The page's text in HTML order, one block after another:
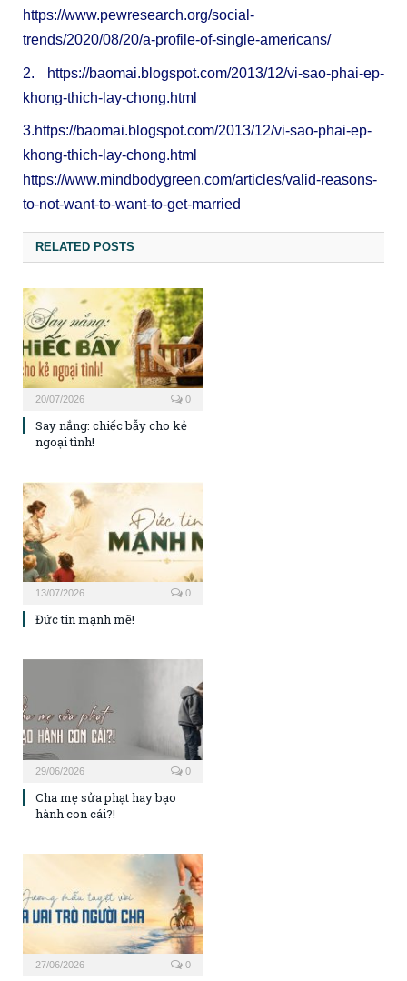
https://www.pewresearch.org/social-
trends/2020/08/20/a-profile-of-single-americans/
2. https://baomai.blogspot.com/2013/12/vi-sao-phai-ep-
khong-thich-lay-chong.html
3.https://baomai.blogspot.com/2013/12/vi-sao-phai-ep-
khong-thich-lay-chong.html
https://www.mindbodygreen.com/articles/valid-reasons-
to-not-want-to-want-to-get-married
RELATED POSTS
20/07/2026 0
Say nắng: chiếc bẫy cho kẻ
ngoại tình!
13/07/2026 0
Đức tin mạnh mẽ!
29/06/2026 0
Cha mẹ sửa phạt hay bạo
hành con cái?!
27/06/2026 0